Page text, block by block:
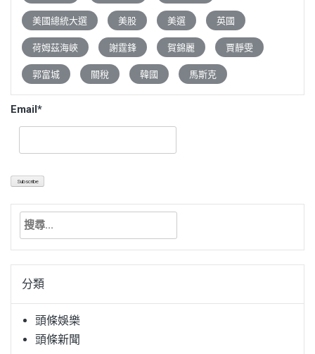
美國總統大選 美股 美選 英國
荷姆茲海峽 謝霆鋒 賀錦麗 賈靜雯
郭富城 關稅 韓國 馬斯克
Email*
搜
關
字:分類
頭條娛樂
頭條新聞